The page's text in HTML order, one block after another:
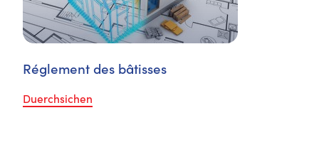
Réglement des bâtisses
Duerchsichen